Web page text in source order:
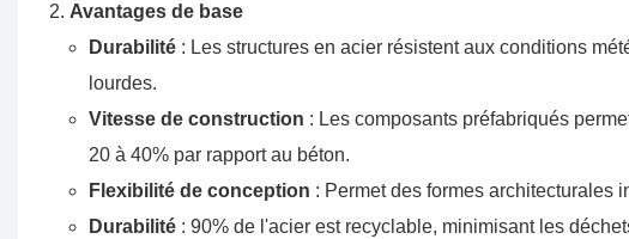
Avantages de base
Durabilité : Les structures en acier résistent aux conditions
lourdes.
Vitesse de construction : Les composants préfabriqués
20 à 40% par rapport au béton.
Flexibilité de conception : Permet des formes architecturales
Durabilité : 90% de l'acier est recyclable, minimisant les